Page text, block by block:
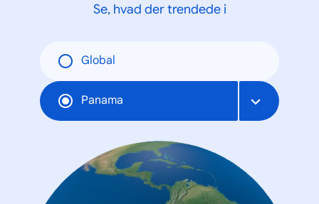
Se, hvad der trendede i
Global
Panama